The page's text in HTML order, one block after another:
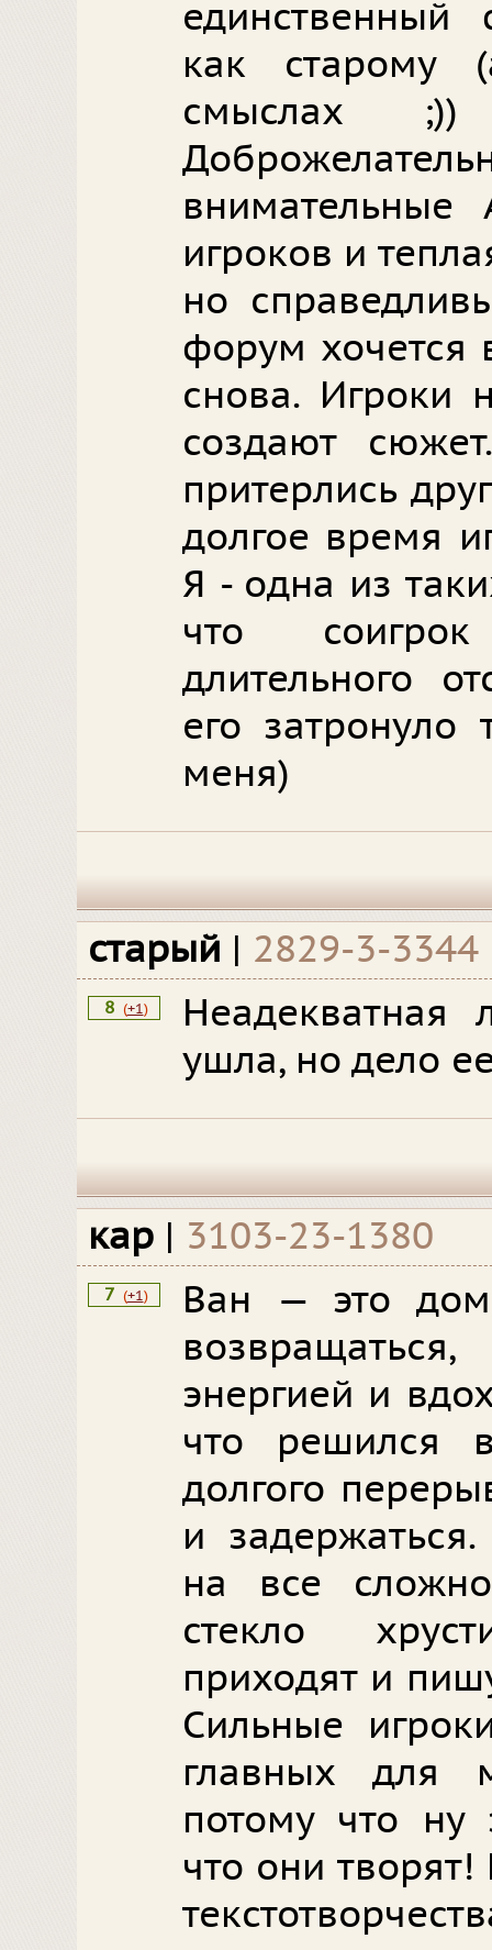
как старому
смыслах ;))
игроков и
но
форум хочется
снова. Игроки
создают
притерлись
долгое время
Я - одна из
что
длительного
его
меня)
старый | 2829-3-3344
8 (+1)
Неадекватная
ушла, но дело
кар | 3103-23-1380
7 (+1)
Ван — это
энергией и
что решился
долгого
и
на все
стекло
приходят и
Сильные
главных для
потому что ну
что они творят!